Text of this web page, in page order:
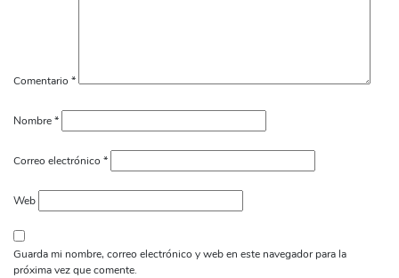
Comentario *
Nombre*
Correo electrónico *
Web
Guarda mi nombre, correo electrónico y web en este navegador para la
próxima vez que comente.